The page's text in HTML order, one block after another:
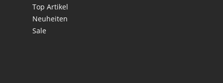
Top Artikel
Neuheiten
Sale